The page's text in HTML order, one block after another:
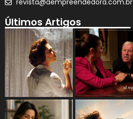
revista@aempreendedora.com.br
Últimos Artigos